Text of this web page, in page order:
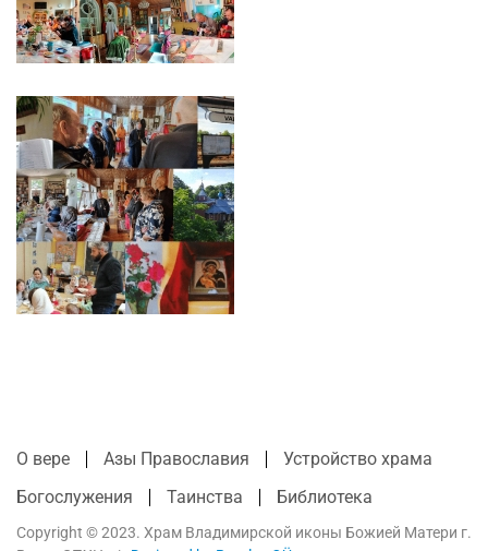
О вере Азы Православия
Устройство храма
Богослужения
Таинства Библиотека
Copyright © 2023. Храм Владимирской иконы Божией Матери г.